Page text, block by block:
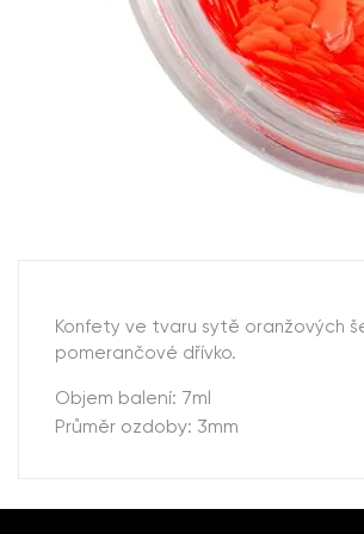
Konfety ve tvaru sytě oranžových
pomerančové dřívko.
Objem balení: 7ml
Průměr ozdoby: 3mm